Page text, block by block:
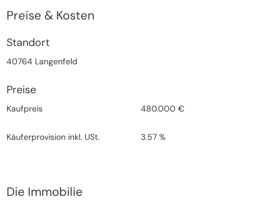
Preise & Kosten
Standort
40764 Langenfeld
Preise
Kaufpreis 480.000 €
Käuferprovision inkl. USt. 3.57 %
Die Immobilie